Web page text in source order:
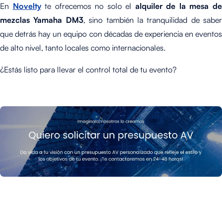
En Noveltyte ofrecemos no solo el alquiler de la mesa de
mezclas Yamaha DM3, sino también la tranquilidad de saber
que detrás hay un equipo con décadas de experiencia en eventos
de alto nivel, tanto locales como internacionales.
¿Estás listo para llevar el control total de tu evento?